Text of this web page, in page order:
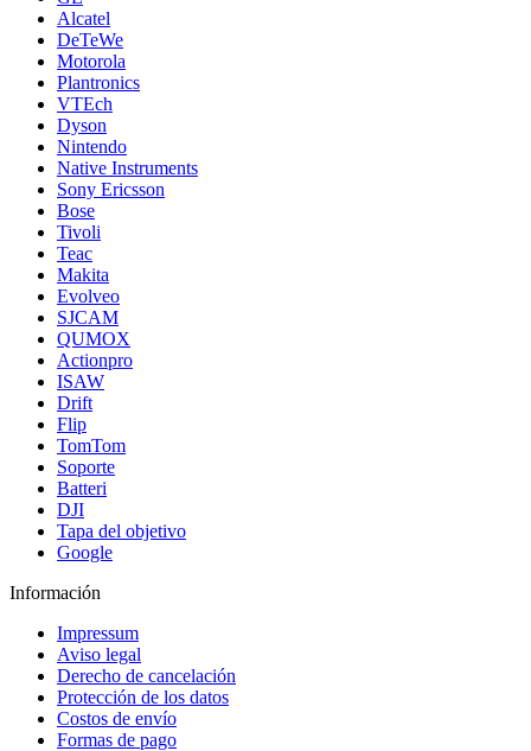
Alcatel
DeTeWe
Motorola
Plantronics
VTEch
Dyson
Nintendo
Native Instruments
Sony Ericsson
Bose
Tivoli
Teac
Makita
Evolveo
SJCAM
QUMOX
Actionpro
ISAW
Drift
Flip
TomTom
Soporte
Batteri
DJI
Tapa del objetivo
Google
Información
Impressum
Aviso legal
Derecho de cancelación
Protección de los datos
Costos de envío
Formas de pago